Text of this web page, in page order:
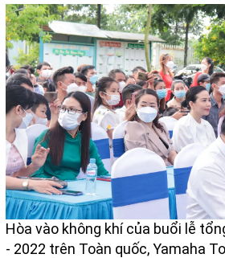
Hòa vào không khí của buổi lễ
- 2022 trên Toàn quốc, Yamaha